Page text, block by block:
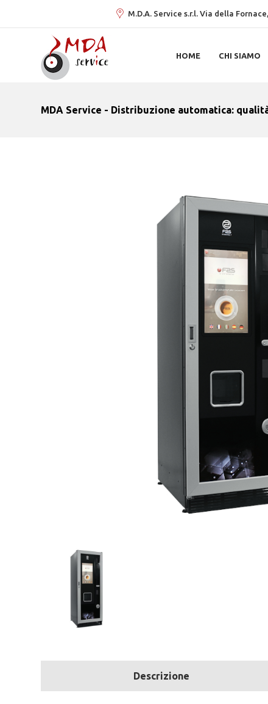
M.D.A. Service s.r.l. Via della
HOME CHI SIAMO
MDA Service - Distribuzione automatica:
Descrizione